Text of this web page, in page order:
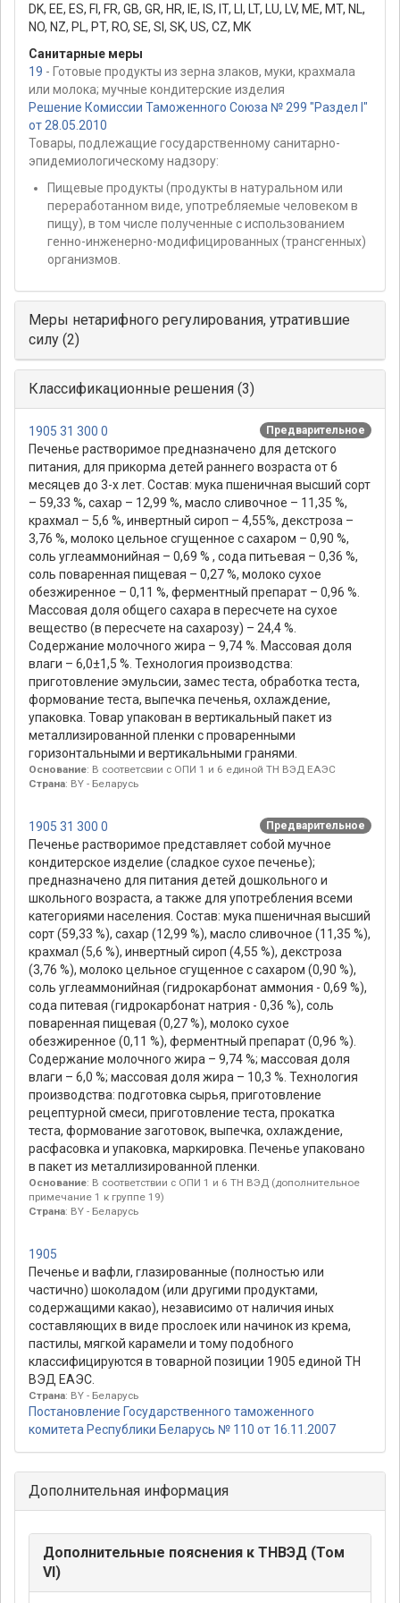
DK, EE, ES, FI, FR, GB, GR, HR, IE, IS, IT, , LT, LU, LV, ME, MT, NL ,
NO, NZ, PL , PT, RO, SE, SI , SK, US, CZ, MK
Санитарные меры
19 - Готовые продукты из зерна злаков, муки, крахмала
или молока; мучные кондитерские изделия
Решение Комиссии Таможенного Союза № 299 "Раздел I"
от 28.05.2010
Товары, подлежащие государственному санитарно-
эпидемиологическому надзору:
Пищевые продукты (продукты в натуральном или
переработанном виде, употребляемые человеком в
пищу), в том числе полученные с использованием
генно-инженерно-модифицированных (трансгенных)
организмов.
Меры нетарифного регулирования, утратившие
силу (2)
Классификационные решения (3)
Предварительное
1905 31 300 0
Печенье растворимое предназначено для детского
питания, для прикорма детей раннего возраста от 6
месяцев до 3-х лет. Состав: мука пшеничная высший сорт
– 59,33 %, сахар – 12,99 %, масло сливочное – 11,35 %,
крахмал – 5,6 %, инвертный сироп – 4,55%, декстроза –
3,76 %, молоко цельное сгущенное с сахаром – 0,90 %,
соль углеаммонийная – 0,69 % , сода питьевая – 0,36 %,
соль поваренная пищевая – 0,27 %, молоко сухое
обезжиренное – 0,11 %, ферментный препарат – 0,96 %.
Массовая доля общего сахара в пересчете на сухое
вещество (в пересчете на сахарозу) – 24,4 %.
Содержание молочного жира – 9,74 %. Массовая доля
влаги – 6,0±1,5 %. Технология производства:
приготовление эмульсии, замес теста, обработка теста,
формование теста, выпечка печенья, охлаждение,
упаковка. Товар упакован в вертикальный пакет из
металлизированной пленки с проваренными
горизонтальными и вертикальными гранями.
Основание: В соответсвии с ОПИ 1 и 6 единой ТН ВЭД ЕАЭС
Страна: BY - Беларусь
Предварительное
1905 31 300 0
Печенье растворимое представляет собой мучное
кондитерское изделие (сладкое сухое печенье);
предназначено для питания детей дошкольного и
школьного возраста, а также для употребления всеми
категориями населения. Состав: мука пшеничная высший
сорт (59,33 %), сахар (12,99 %), масло сливочное (11,35 %),
крахмал (5,6 %), инвертный сироп (4,55 %), декстроза
(3,76 %), молоко цельное сгущенное с сахаром (0,90 %),
соль углеаммонийная (гидрокарбонат аммония - 0,69 %),
сода питевая (гидрокарбонат натрия - 0,36 %), соль
поваренная пищевая (0,27 %), молоко сухое
обезжиренное (0,11 %), ферментный препарат (0,96 %).
Содержание молочного жира – 9,74 %; массовая доля
влаги – 6,0 %; массовая доля жира – 10,3 %. Технология
производства: подготовка сырья, приготовление
рецептурной смеси, приготовление теста, прокатка
теста, формование заготовок, выпечка, охлаждение,
расфасовка и упаковка, маркировка. Печенье упаковано
в пакет из металлизированной пленки.
Основание: В соответствии с ОПИ 1 и 6 ТН ВЭД (дополнительное
примечание 1 к группе 19)
Страна: BY - Беларусь
1905
Печенье и вафли, глазированные (полностью или
частично) шоколадом (или другими продуктами,
содержащими какао), независимо от наличия иных
составляющих в виде прослоек или начинок из крема,
пастилы, мягкой карамели и тому подобного
классифицируются в товарной позиции 1905 единой ТН
ВЭД ЕАЭС.
Страна: BY - Беларусь
Постановление Государственного таможенного
комитета Республики Беларусь № 110 от 16.11.2007
Дополнительная информация
Дополнительные пояснения к ТНВЭД (Том
VI)